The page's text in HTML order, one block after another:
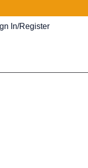
In/Register